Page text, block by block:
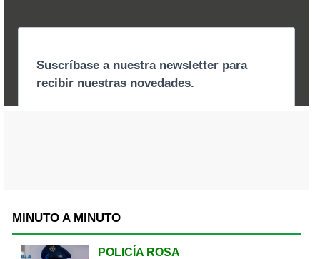
MINUTO A MINUTO
POLICÍA ROSA